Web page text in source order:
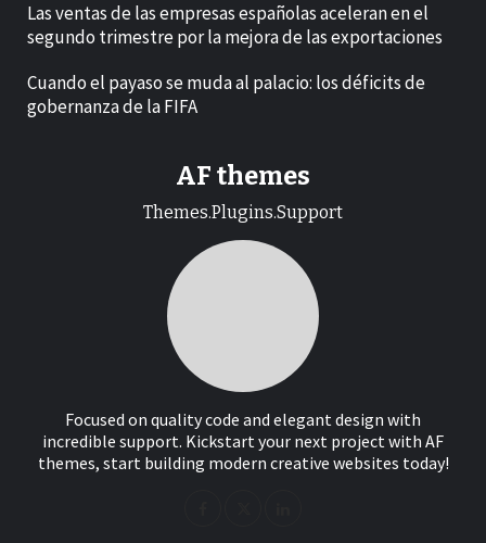
Las ventas de las empresas españolas aceleran en el
segundo trimestre por la mejora de las exportaciones
Cuando el payaso se muda al palacio: los déficits de
gobernanza de la FIFA
AF themes
Themes.Plugins.Support
Focused on quality code and elegant design with
incredible support. Kickstart your next project with AF
themes, start building modern creative websites today!